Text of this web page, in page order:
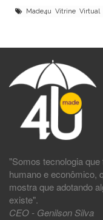
Made4u Vitrine Virtual
"Somos tecnologia
humano e econômico,
mostra que adotando
existe".
CEO - Genilson Silva